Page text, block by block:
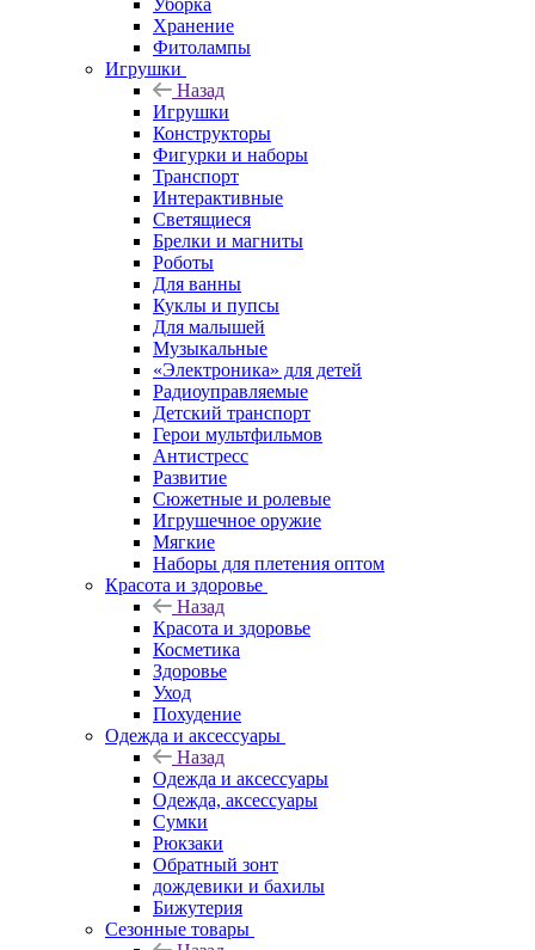
Уборка
Хранение
Фитолампы
Игрушки
Назад
Игрушки
Конструкторы
Фигурки и наборы
Транспорт
Интерактивные
Светящиеся
Брелки и магниты
Роботы
Для ванны
Куклы и пупсы
Для малышей
Музыкальные
«Электроника» для детей
Радиоуправляемые
Детский транспорт
Герои мультфильмов
Антистресс
Развитие
Сюжетные и ролевые
Игрушечное оружие
Мягкие
Наборы для плетения оптом
Красота и здоровье
Назад
Красота и здоровье
Косметика
Здоровье
Уход
Похудение
Одежда и аксессуары
Назад
Одежда и аксессуары
Одежда, аксессуары
Сумки
Рюкзаки
Обратный зонт
дождевики и бахилы
Бижутерия
Сезонные товары